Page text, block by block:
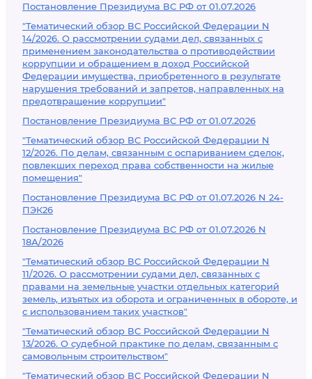
Постановление Президиума ВС РФ от 01.07.2026
"Тематический обзор ВС Российской Федерации N
14/2026. О рассмотрении судами дел, связанных с
применением законодательства о противодействии
коррупции и обращением в доход Российской
Федерации имущества, приобретенного в результате
нарушения требований и запретов, направленных на
предотвращение коррупции"
Постановление Президиума ВС РФ от 01.07.2026
"Тематический обзор ВС Российской Федерации N
12/2026. По делам, связанным с оспариванием сделок,
повлекших переход права собственности на жилые
помещения"
Постановление Президиума ВС РФ от 01.07.2026 N 24-
ПЭК26
Постановление Президиума ВС РФ от 01.07.2026 N
18А/2026
"Тематический обзор ВС Российской Федерации N
11/2026. О рассмотрении судами дел, связанных с
правами на земельные участки отдельных категорий
земель, изъятых из оборота и ограниченных в обороте, и
с использованием таких участков"
"Тематический обзор ВС Российской Федерации N
13/2026. О судебной практике по делам, связанным с
самовольным строительством"
"Тематический обзор ВС Российской Федерации N